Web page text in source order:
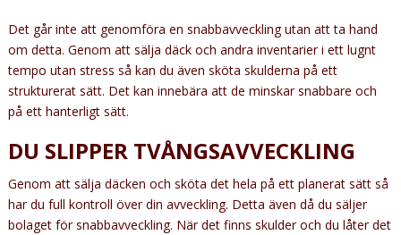
Det går inte att genomföra en snabbavveckling utan att ta hand
om detta. Genom att sälja däck och andra inventarier i ett lugnt
tempo utan stress så kan du även sköta skulderna på ett
strukturerat sätt. Det kan innebära att de minskar snabbare och
på ett hanterligt sätt.
DU SLIPPER TVÅNGSAVVECKLING
Genom att sälja däcken och sköta det hela på ett planerat sätt så
har du full kontroll över din avveckling. Detta även då du säljer
bolaget för snabbavveckling. När det finns skulder och du låter det